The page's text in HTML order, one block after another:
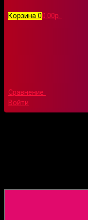
Корзина 00.00р.
Сравнение
Войти